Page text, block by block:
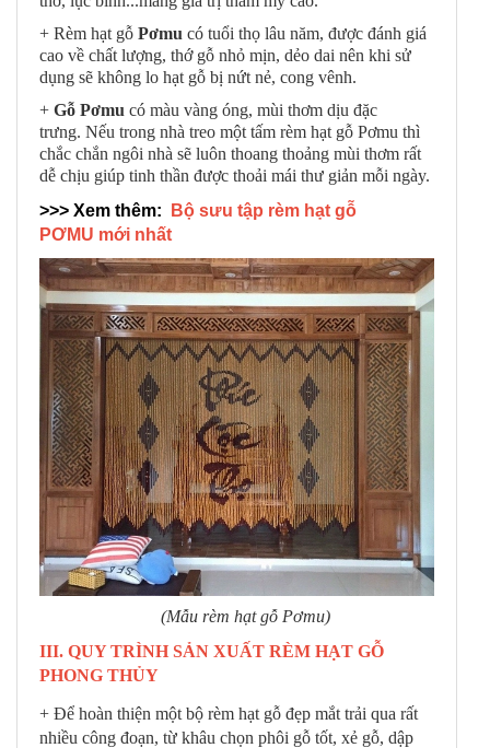
+ Rèm hạt gỗ Pơmu có tuổi thọ lâu năm, được đánh giá
cao về chất lượng, thớ gỗ nhỏ mịn, dẻo dai nên khi sử
dụng sẽ không lo hạt gỗ bị nứt nẻ, cong vênh.
+ Gỗ Pơmu có màu vàng óng, mùi thơm dịu đặc
trưng. Nếu trong nhà treo một tấm rèm hạt gỗ Pơmu thì
chắc chắn ngôi nhà sẽ luôn thoang thoảng mùi thơm rất
dễ chịu giúp tinh thần được thoải mái thư giản mỗi ngày.
>>> Xem thêm:
Bộ sưu tập rèm hạt gỗ
PƠMU mới nhất
(Mẫu rèm hạt gỗ Pơmu)
III. QUY TRÌNH SẢN XUẤT RÈM HẠT GỖ
PHONG THỦY
+ Để hoàn thiện một bộ rèm hạt gỗ đẹp mắt trải qua rất
nhiều công đoạn, từ khâu chọn phôi gỗ tốt, xẻ gỗ, dập